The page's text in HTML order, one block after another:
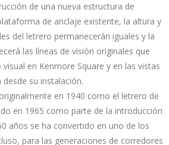
de una nueva estructura de
de anclaje existente, la altura y
del letrero permanecerán iguales y la
las líneas de visión originales que
en Kenmore Square y en las vistas
su instalación.
en 1940 como el letrero de
en 1965 como parte de la introducción
años se ha convertido en uno de los
para las generaciones de corredores